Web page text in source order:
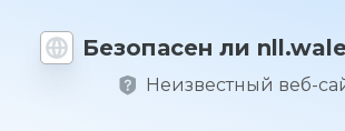
Безопасен ли
Неизвестный веб-
1 до 5?